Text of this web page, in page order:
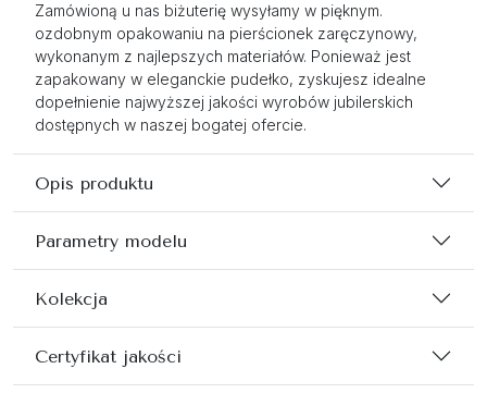
Zamówioną u nas biżuterię wysyłamy w pięknym.
ozdobnym opakowaniu na pierścionek zaręczynowy,
wykonanym z najlepszych materiałów. Ponieważ jest
zapakowany w eleganckie pudełko, zyskujesz idealne
dopełnienie najwyższej jakości wyrobów jubilerskich
dostępnych w naszej bogatej ofercie.
Opis produktu
Parametry modelu
Kolekcja
Certyfikat jakości